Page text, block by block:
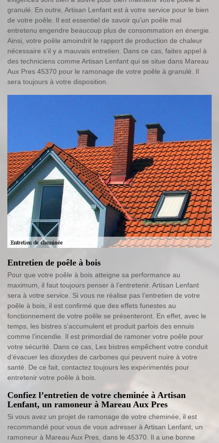
granulé. En outre, Artisan Lenfant est à votre service pour le bien
de votre poêle. Il est essentiel de savoir qu’un poêle mal
entretenu engendre beaucoup plus de consommation en énergie.
Ainsi, votre poêle amoindrit le rapport de production de chaleur
nécessaire s’il y a mauvais entretien. Dans ce cas, faites appel à
des techniciens comme Artisan Lenfant qui se situe dans Mareau
Aux Pres 45370 pour le ramonage de votre poêle à granulé. Il
sera toujours à votre disposition.
Entretien de poêle à bois
Pour que votre poêle à bois atteigne sa performance au
maximum, il faut toujours penser à l’entretenir. Artisan Lenfant
sera à votre service. Si vous ne réalise pas l’entretien de votre
poêle à bois, il est confirmé que des effets funestes au
fonctionnement de votre poêle se présenteront. En effet, avec le
temps, les bistres s’accumulent et produit parfois des ennuis
comme l’incendie. Il est primordial de ramoner votre poêle pour
votre sécurité. Dans ce cas, Les bistres empêchent votre conduit
d’évacuer les dioxydes de carbones qui peuvent nuire à votre
santé. De ce fait, contactez toujours les expérimentés pour
entretenir votre poêle à bois.
Confiez l’entretien de votre cheminée à Artisan
Lenfant, un ramoneur à Mareau Aux Pres
Si vous avez un projet de ramonage de votre cheminée, il est
recommandé pour vous de vous adresser à Artisan Lenfant, un
ramoneur à Mareau Aux Pres, dans le 45370. Il a une bonne